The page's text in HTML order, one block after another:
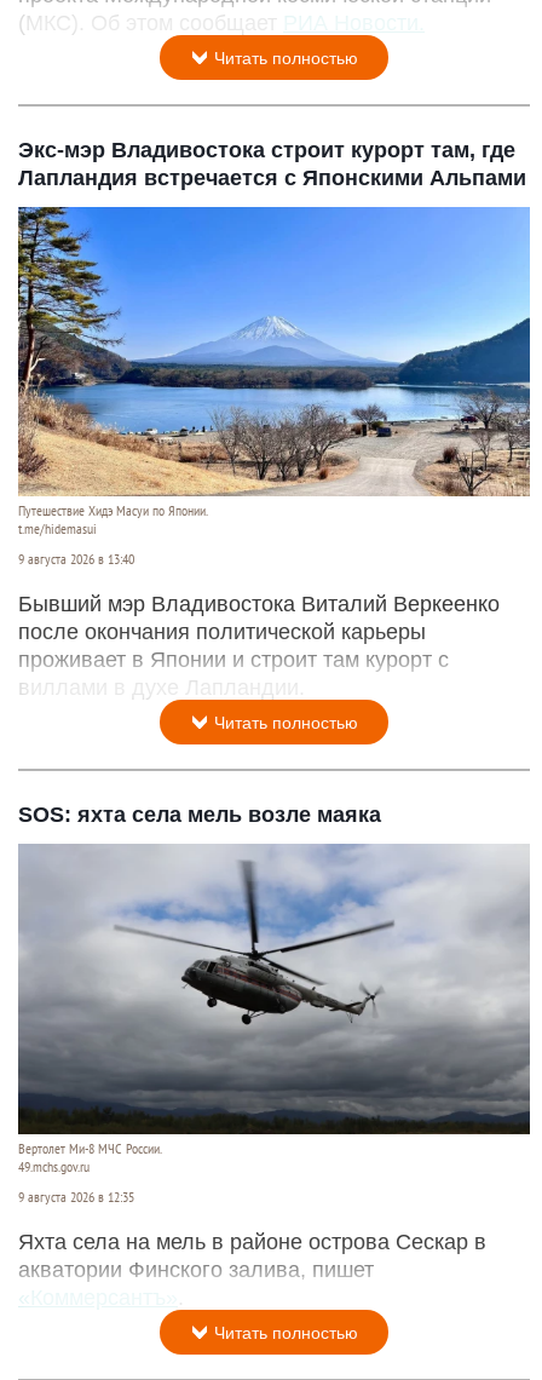
(МКС). Об этом сообщает РИА Новости.
Читать полностью
Экс-мэр Владивостока строит курорт там, где
Лапландия встречается с Японскими Альпами
Путешествие Хидэ Масуи по Японии.
t.me/hidemasui
9 августа 2026 в 13:40
Бывший мэр Владивостока Виталий Веркеенко
после окончания политической карьеры
проживает в Японии и строит там курорт с
виллами в духе Лапландии.
Читать полностью
SOS: яхта села мель возле маяка
Вертолет Ми-8 МЧС России.
49.mchs.gov.ru
9 августа 2026 в 12:35
Яхта села на мель в районе острова Сескар в
акватории Финского залива, пишет
«Коммерсантъ»
Читать полностью